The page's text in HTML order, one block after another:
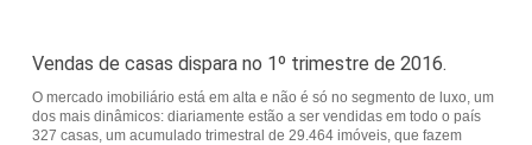
Vendas de casas dispara no 1º trimestre de 2016.
O mercado imobiliário está em alta e não é só no segmento de luxo, um
dos mais dinâmicos: diariamente estão a ser vendidas em todo o país
327 casas, um acumulado trimestral de 29.464 imóveis, que fazem